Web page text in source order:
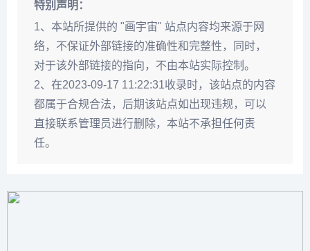
特别声明：
1、本站所提供的 "画宇宙" 站点内容均来源于网
络，不保证外部链接的准确性和完整性，同时，
对于该外部链接的指向，不由本站实际控制。
2、在2023-09-17 11:22:31收录时，该站点的内容
都属于合规合法，后期该站点如出现违规，可以
直接联系管理员进行删除，本站不承担任何责
任。